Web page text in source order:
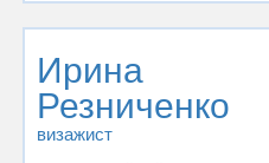
Ирина
Резниченко
визажист